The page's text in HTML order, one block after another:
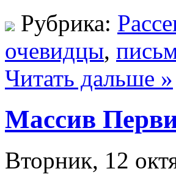
Рубрика:
очевидцы,
Читать дальше »
Массив
Вторник, 12